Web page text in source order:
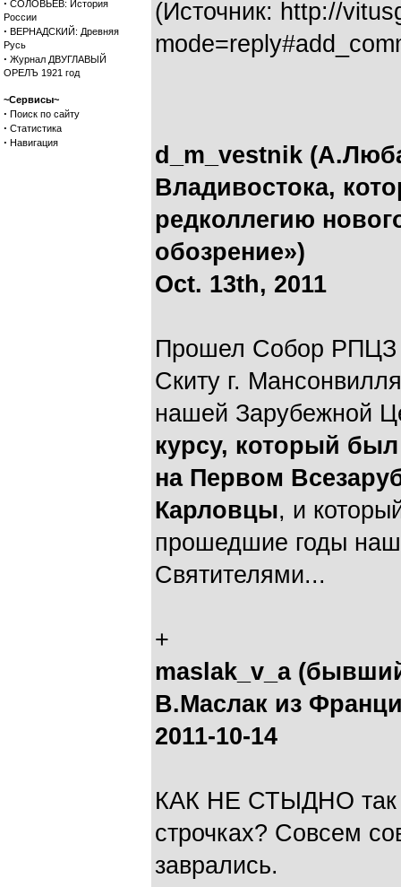
· СОЛОВЬЕВ: История
России
· ВЕРНАДСКИЙ: Древняя
Русь
· Журнал ДВУГЛАВЫЙ
ОРЕЛЪ 1921 год
~Сервисы~
· Поиск по сайту
· Статистика
· Навигация
(Источник: http://
d_m_vestnik
Владивостока,
редколлегию
обозрение»)
Oct. 13th, 2011
Прошел Собор РПЦЗ
Скиту г.
нашей Зарубежной
курсу, который
на Первом
Карловцы, и
прошедшие годы
Святителями...
+
maslak_v_a
В.Маслак из
2011-10-14
КАК НЕ СТЫДНО так
строчках? Совсем
заврались.